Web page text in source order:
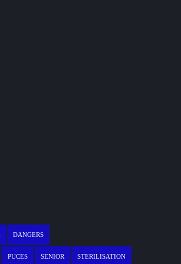
DANGERS
PUCES SENIOR STERILISATION